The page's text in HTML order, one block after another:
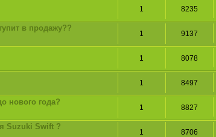
1 8235
в продажу??
1 9137
1 8078
1 8497
нового года?
1 8827
Suzuki Swift ?
1 8706